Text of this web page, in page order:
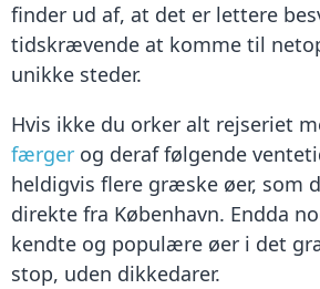
finder ud af, at det er lettere
tidskrævende at komme til
unikke steder.
Hvis ikke du orker alt rejseriet
færger og deraf følgende
heldigvis flere græske øer, som
direkte fra København. Endda
kendte og populære øer i det
stop, uden dikkedarer.